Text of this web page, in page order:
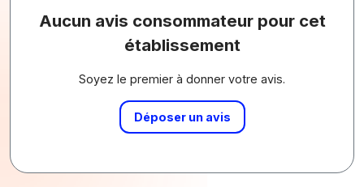
Aucun avis consommateur pour cet
établissement
Soyez le premier à donner votre avis.
Déposer un avis